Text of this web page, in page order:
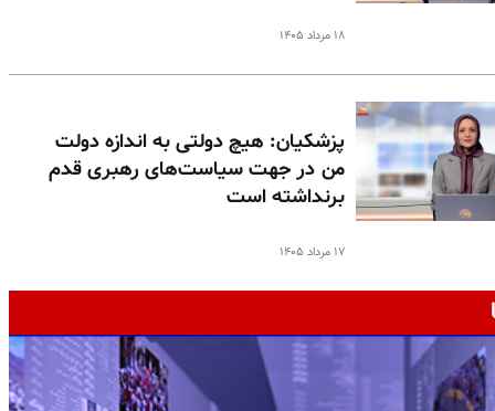
۱۸ مرداد ۱۴۰۵
پزشکیان: هیچ دولتی به اندازه دولت
من در جهت سیاست‌های رهبری قدم
برنداشته است
۱۷ مرداد ۱۴۰۵